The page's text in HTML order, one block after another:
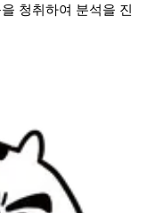
청취하여 분석을 진